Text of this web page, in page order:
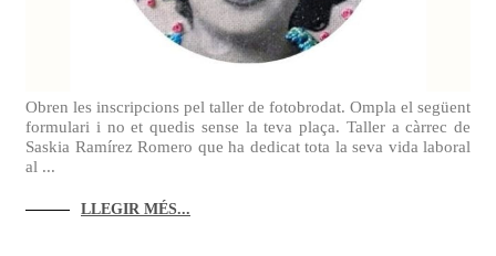
Obren les inscripcions pel taller de fotobrodat. Ompla el següent
formulari i no et quedis sense la teva plaça. Taller a càrrec de
Saskia Ramírez Romero que ha dedicat tota la seva vida laboral
al ...
LLEGIR MÉS...